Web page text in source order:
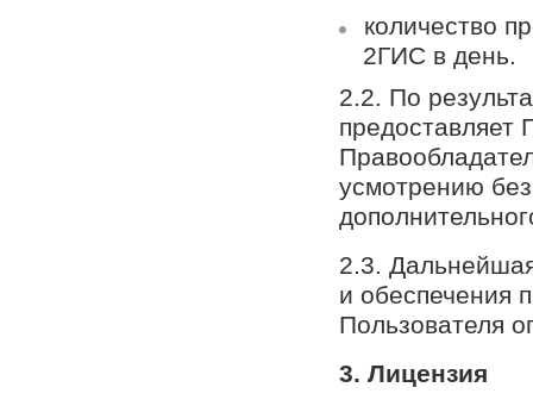
количество
2ГИС в день.
2.2. По
предоставляет
усмотрению
2.3.
и обеспечения
Пользователя
3. Лицензия